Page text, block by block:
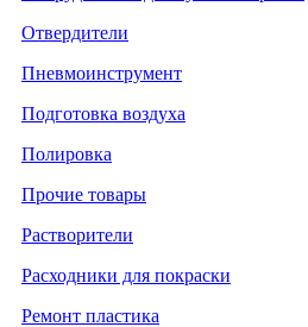
Отвердители
Пневмоинструмент
Подготовка воздуха
Полировка
Прочие товары
Растворители
Расходники для покраски
Ремонт пластика